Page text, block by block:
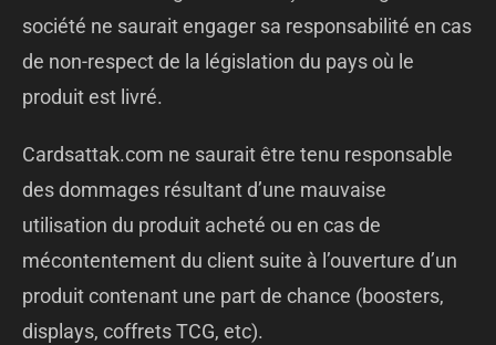
société ne saurait engager sa responsabilité en cas
de non-respect de la législation du pays où le
produit est livré.
Cardsattak.com ne saurait être tenu responsable
des dommages résultant d’une mauvaise
utilisation du produit acheté ou en cas de
mécontentement du client suite à l’ouverture d’un
produit contenant une part de chance (boosters,
displays, coffrets TCG, etc).